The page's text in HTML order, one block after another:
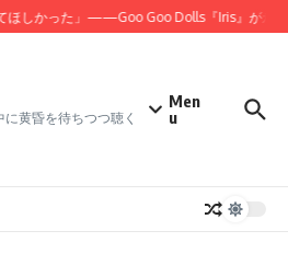
しかった」——Goo Goo Dolls『Iris』が永遠
黄昏を待ちつつ聴く
Men
u